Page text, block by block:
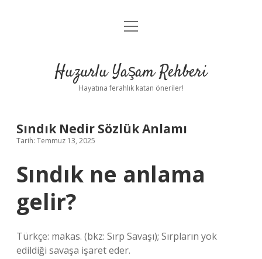
Anasayfa
Yasal Uyarı
menüyü
Huzurlu Yaşam Rehberi
Hayatına ferahlık katan öneriler!
Sındık Nedir Sözlük Anlamı
Tarih: Temmuz 13, 2025
Sındık ne anlama
gelir?
Türkçe: makas. (bkz: Sırp Savaşı); Sırpların yok
edildiği savaşa işaret eder.